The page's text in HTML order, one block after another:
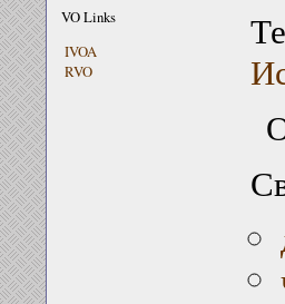
VO Links
IVOA
RVO